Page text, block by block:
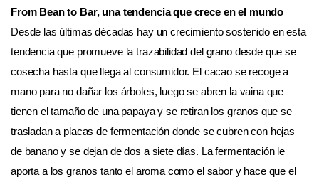
From Bean to Bar, una tendencia que crece en el mundo
Desde las últimas décadas hay un crecimiento sostenido en esta
tendencia que promueve la trazabilidad del grano desde que se
cosecha hasta que llega al consumidor. El cacao se recoge a
mano para no dañar los árboles, luego se abren la vaina que
tienen el tamaño de una papaya y se retiran los granos que se
trasladan a placas de fermentación donde se cubren con hojas
de banano y se dejan de dos a siete días. La fermentación le
aporta a los granos tanto el aroma como el sabor y hace que el